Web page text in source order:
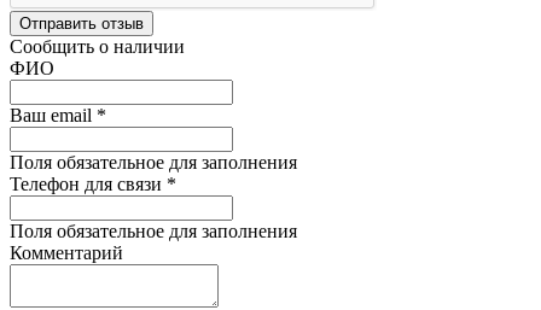
Отправить отзыв
Сообщить о наличии
ФИО
Ваш email *
Поля обязательное для заполнения
Телефон для связи *
Поля обязательное для заполнения
Комментарий